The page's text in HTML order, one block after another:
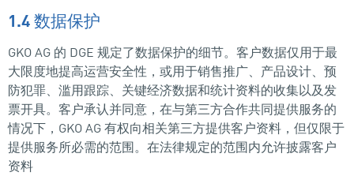
1.4 数据保护
GKO AG 的 DGE 规定了数据保护的细节。客户数据仅用于最
大限度地提高运营安全性，或用于销售推广、产品设计、预
防犯罪、滥用跟踪、关键经济数据和统计资料的收集以及发
票开具。客户承认并同意，在与第三方合作共同提供服务的
情况下，GKO AG 有权向相关第三方提供客户资料，但仅限于
提供服务所必需的范围。在法律规定的范围内允许披露客户
资料